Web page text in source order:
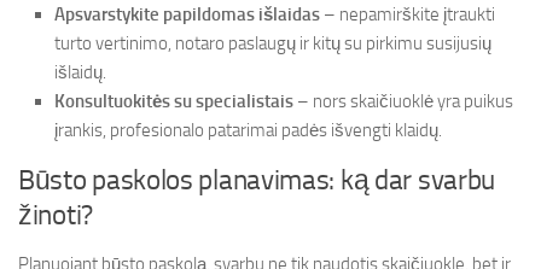
Apsvarstykite papildomas išlaidas – nepamirškite įtraukti
turto vertinimo, notaro paslaugų ir kitų su pirkimu susijusių
išlaidų.
Konsultuokitės su specialistais – nors skaičiuoklė yra puikus
įrankis, profesionalo patarimai padės išvengti klaidų.
Būsto paskolos planavimas: ką dar svarbu
žinoti?
Planuojant būsto paskolą, svarbu ne tik naudotis skaičiuokle, bet ir